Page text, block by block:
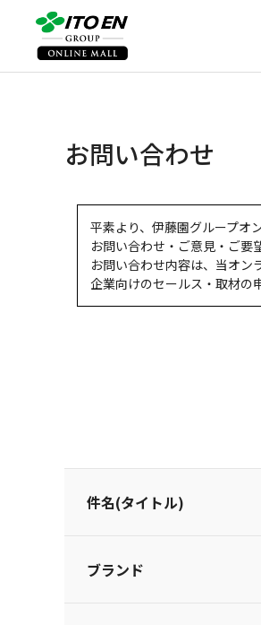
お問い合わせ
平素より、伊藤園グループオ
お問い合わせ・ご意見・ご要
お問い合わせ内容は、当オン
企業向けのセールス・取材の
件名(タイトル)
ブランド